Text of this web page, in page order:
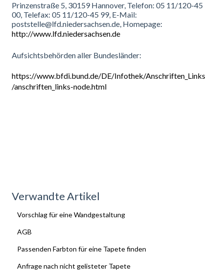
Prinzenstraße 5, 30159 Hannover, Telefon: 05 11/120-45
00, Telefax: 05 11/120-45 99, E-Mail:
poststelle@lfd.niedersachsen.de, Homepage:
http://www.lfd.niedersachsen.de
Aufsichtsbehörden aller Bundesländer:
https://www.bfdi.bund.de/DE/Infothek/Anschriften_Links
/anschriften_links-node.html
Verwandte Artikel
Vorschlag für eine Wandgestaltung
AGB
Passenden Farbton für eine Tapete finden
Anfrage nach nicht gelisteter Tapete